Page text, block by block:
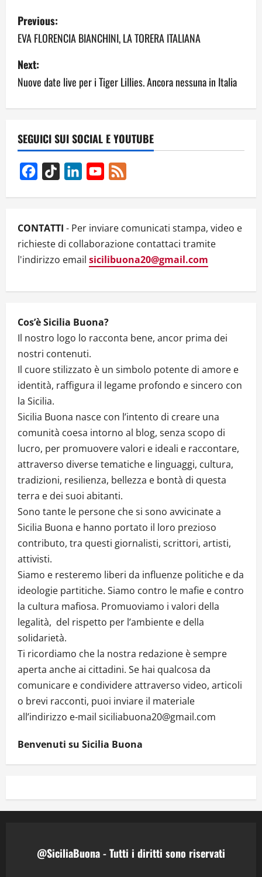
P
o
s
t
n
a
v
i
a
t
i
n
Previous:
EVA FLORENCIA BIANCHINI, LA TORERA ITALIANA
Next:
Nuove date live per i Tiger Lillies. Ancora nessuna in Italia
SEGUICI SUI SOCIAL E YOUTUBE
Facebook
TikTok LinkedInYouTube
CONTATTI - Per inviare comunicati stampa, video e
richieste di collaborazione contattaci tramite
l'indirizzo email sicilibuona20@gmail.com
Cos’è Sicilia Buona?
Il nostro logo lo racconta bene, ancor prima dei
nostri contenuti.
Il cuore stilizzato è un simbolo potente di amore e
identità, raffigura il legame profondo e sincero con
la Sicilia.
Sicilia Buona nasce con l’intento di creare una
comunità coesa intorno al blog, senza scopo di
lucro, per promuovere valori e ideali e raccontare,
attraverso diverse tematiche e linguaggi, cultura,
tradizioni, resilienza, bellezza e bontà di questa
terra e dei suoi abitanti.
Sono tante le persone che si sono avvicinate a
Sicilia Buona e hanno portato il loro prezioso
contributo, tra questi giornalisti, scrittori, artisti,
attivisti.
Siamo e resteremo liberi da influenze politiche e da
ideologie partitiche. Siamo contro le mafie e contro
la cultura mafiosa. Promuoviamo i valori della
legalità, del rispetto per l’ambiente e della
solidarietà.
Ti ricordiamo che la nostra redazione è sempre
aperta anche ai cittadini. Se hai qualcosa da
comunicare e condividere attraverso video, articoli
o brevi racconti, puoi inviare il materiale
all’indirizzo e-mail siciliabuona20@gmail.com
Benvenuti su Sicilia Buona
@SiciliaBuona - Tutti i diritti sono riservati